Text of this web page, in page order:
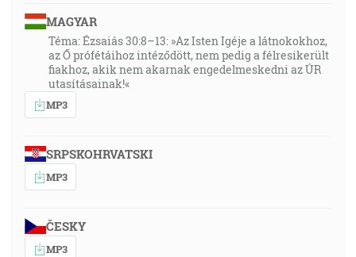
MAGYAR
Téma: Ézsaiás 30:8–13: »Az Isten Igéje a látnokokhoz,
az Ő prófétáihoz intéződött, nem pedig a félresikerült
fiakhoz, akik nem akarnak engedelmeskedni az ÚR
utasításainak!«
MP3
SRPSKOHRVATSKI
MP3
ČESKY
MP3